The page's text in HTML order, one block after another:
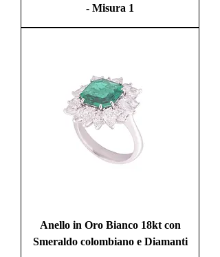
- Misura 1
Anello in Oro Bianco 18kt con
Smeraldo colombiano e Diamanti